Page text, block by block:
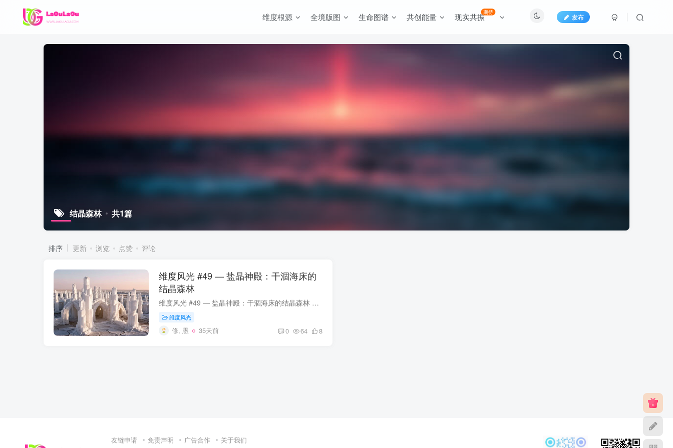
发布
维度根源 全境版图 生命图谱 共创能量 现实共振期待
结晶森林 共1篇
排序 更新 浏览 点赞 评论
维度风光 #49 — 盐晶神殿：干涸海床的
结晶森林
维度风光 #49 — 盐晶神殿：干涸海床的结晶森林 坐标维度：Ψ-204 中层支线 / 古白海盆 东南缘 · 盐晶神殿核心区第A至E号观测带当地称呼：'盐骨林'——源自Ψ-204原住民聚落中流传...
维度风光
修, 愚 35天前 0 64 8
友链申请 免责声明 广告合作 关于我们